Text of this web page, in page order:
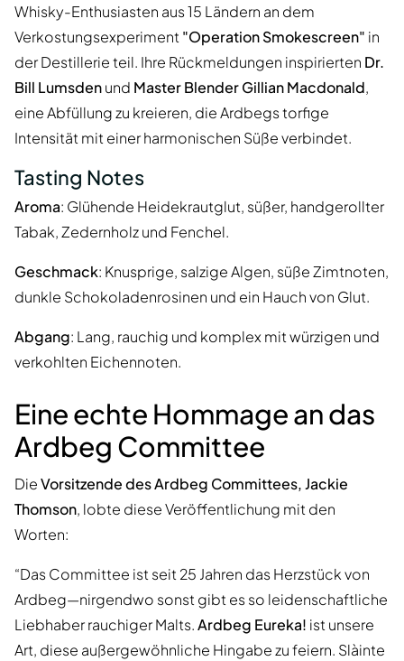
Whisky-Enthusiasten aus 15 Ländern an dem
Verkostungsexperiment "Operation Smokescreen" in
der Destillerie teil. Ihre Rückmeldungen inspirierten Dr.
Bill Lumsdenund Master Blender Gillian Macdonald,
eine Abfüllung zu kreieren, die Ardbegs torfige
Intensität mit einer harmonischen Süße verbindet.
Tasting Notes
Aroma: Glühende Heidekrautglut, süßer, handgerollter
Tabak, Zedernholz und Fenchel.
Geschmack: Knusprige, salzige Algen, süße Zimtnoten,
dunkle Schokoladenrosinen und ein Hauch von Glut.
Abgang: Lang, rauchig und komplex mit würzigen und
verkohlten Eichennoten.
Eine echte Hommage an das
Ardbeg Committee
DieVorsitzende des Ardbeg Committees, Jackie
Thomson, lobte diese Veröffentlichung mit den
Worten:
“Das Committee ist seit 25 Jahren das Herzstück von
Ardbeg—nirgendwo sonst gibt es so leidenschaftliche
Liebhaber rauchiger Malts.Ardbeg Eureka! ist unsere
Art, diese außergewöhnliche Hingabe zu feiern. Slàinte